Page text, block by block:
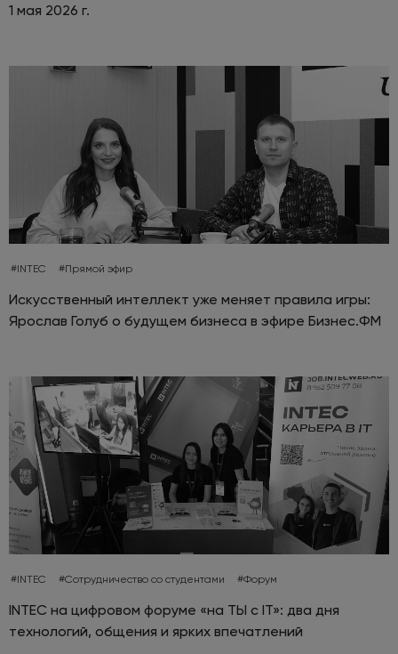
1 мая 2026 г.
#INTEC #Прямой эфир
Искусственный интеллект уже меняет правила игры:
Ярослав Голуб о будущем бизнеса в эфире Бизнес.ФМ
#INTEC #Сотрудничество со студентами #Форум
INTEC на цифровом форуме «на ТЫ с IT»: два дня
технологий, общения и ярких впечатлений